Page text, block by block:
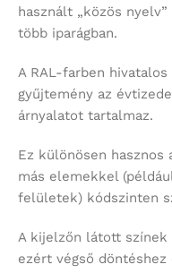
használt „közös
több iparágban.
A RAL-farben hivatalos
gyűjtemény az
árnyalatot tartalmaz.
Ez különösen
más elemekkel
felületek) kódszinten
A kijelzőn látott
ezért végső